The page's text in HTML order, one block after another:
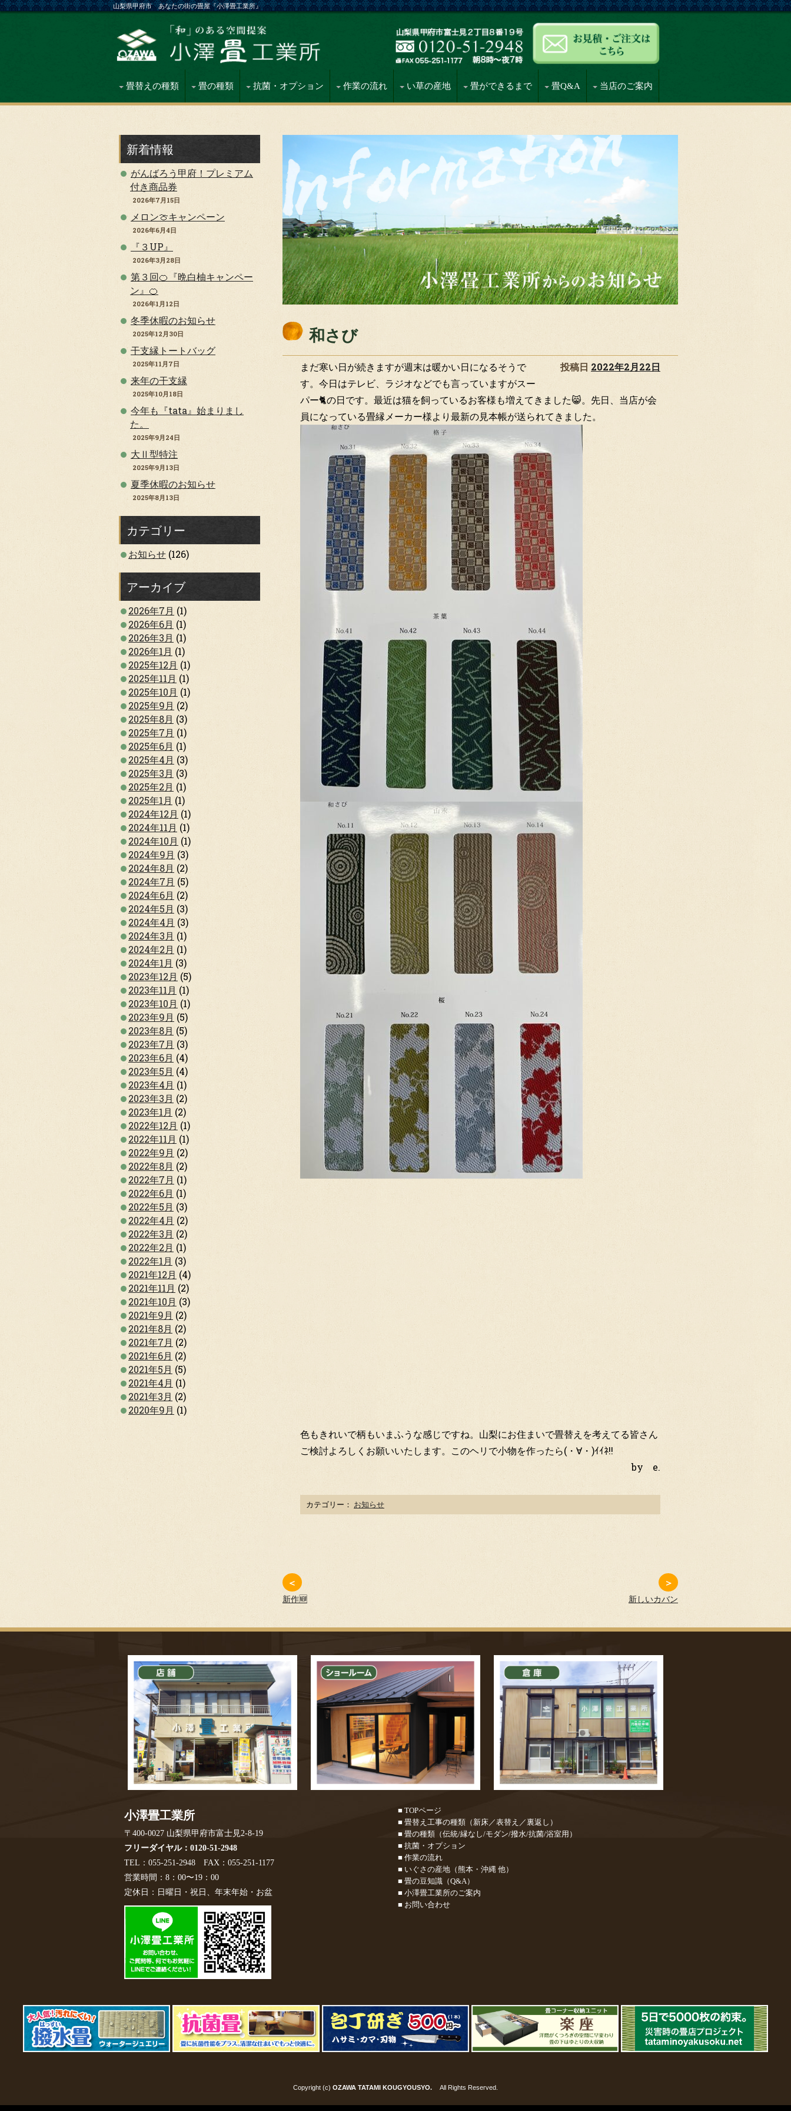
山梨県甲府市 あなたの街の畳屋『小澤畳工業所』
畳替えの種類 畳の種類 抗菌・オプション 作業の流れ い草の産地 畳ができるまで 畳Q&A 当店のご案内
和さび
投稿日 2022年2月22日
まだ寒い日が続きますが週末は暖かい日になるそうで
す。今日はテレビ、ラジオなどでも言っていますがスー
パー🐈の日です。最近は猫を飼っているお客様も増えてきました😸。先日、当店が会
員になっている畳縁メーカー様より最新の見本帳が送られてきました。
色もきれいで柄もいまふうな感じですね。山梨にお住まいで畳替えを考えてる皆さん
ご検討よろしくお願いいたします。このヘリで小物を作ったら(・∀・)ｲｲﾈ!!
by e.
カテゴリー： お知らせ
＜
新作🆕
＞
新しいカバン
新着情報
がんばろう甲府！プレミアム
付き商品券
2026年7月15日
メロン🍈キャンペーン
2026年6月4日
『３UP』
2026年3月28日
第３回🍊『晩白柚キャンペー
ン』🍊
2026年1月12日
冬季休暇のお知らせ
2025年12月30日
干支縁トートバッグ
2025年11月7日
来年の干支縁
2025年10月18日
今年も『tata』始まりまし
た。
2025年9月24日
大Ⅱ型特注
2025年9月13日
夏季休暇のお知らせ
2025年8月13日
カテゴリー
お知らせ (126)
アーカイブ
2026年7月 (1)
2026年6月 (1)
2026年3月 (1)
2026年1月 (1)
2025年12月 (1)
2025年11月 (1)
2025年10月 (1)
2025年9月 (2)
2025年8月 (3)
2025年7月 (1)
2025年6月 (1)
2025年4月 (3)
2025年3月 (3)
2025年2月 (1)
2025年1月 (1)
2024年12月 (1)
2024年11月 (1)
2024年10月 (1)
2024年9月 (3)
2024年8月 (2)
2024年7月 (5)
2024年6月 (2)
2024年5月 (3)
2024年4月 (3)
2024年3月 (1)
2024年2月 (1)
2024年1月 (3)
2023年12月 (5)
2023年11月 (1)
2023年10月 (1)
2023年9月 (5)
2023年8月 (5)
2023年7月 (3)
2023年6月 (4)
2023年5月 (4)
2023年4月 (1)
2023年3月 (2)
2023年1月 (2)
2022年12月 (1)
2022年11月 (1)
2022年9月 (2)
2022年8月 (2)
2022年7月 (1)
2022年6月 (1)
2022年5月 (3)
2022年4月 (2)
2022年3月 (2)
2022年2月 (1)
2022年1月 (3)
2021年12月 (4)
2021年11月 (2)
2021年10月 (3)
2021年9月 (2)
2021年8月 (2)
2021年7月 (2)
2021年6月 (2)
2021年5月 (5)
2021年4月 (1)
2021年3月 (2)
2020年9月 (1)
小澤畳工業所
〒400-0027 山梨県甲府市富士見2-8-19
フリーダイヤル：0120-51-2948
TEL：055-251-2948FAX：055-251-1177
営業時間：8：00〜19：00
定休日：日曜日・祝日、年末年始・お盆
■ TOPページ
■ 畳替え工事の種類（新床／表替え／裏返し）
■ 畳の種類（伝統/縁なし/モダン/撥水/抗菌/浴室用）
■ 抗菌・オプション
■ 作業の流れ
■ いぐさの産地（熊本・沖縄 他）
■ 畳の豆知識（Q&A）
■ 小澤畳工業所のご案内
■ お問い合わせ
Copyright (c) OZAWA TATAMI KOUGYOUSYO. All Rights Reserved.